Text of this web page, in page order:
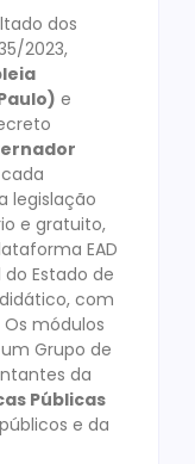
dos
2023,
e
legislação
e gratuito,
EAD
Estado de
com
módulos
Grupo de
da
Públicas
e da